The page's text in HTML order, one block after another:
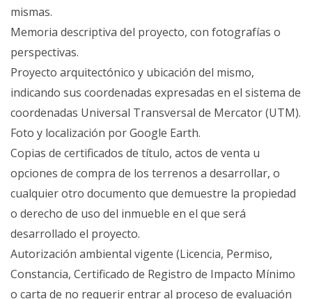
mismas.
Memoria descriptiva del proyecto, con fotografías o
perspectivas.
Proyecto arquitectónico y ubicación del mismo,
indicando sus coordenadas expresadas en el sistema de
coordenadas Universal Transversal de Mercator (UTM).
Foto y localización por Google Earth.
Copias de certificados de título, actos de venta u
opciones de compra de los terrenos a desarrollar, o
cualquier otro documento que demuestre la propiedad
o derecho de uso del inmueble en el que será
desarrollado el proyecto.
Autorización ambiental vigente (Licencia, Permiso,
Constancia, Certificado de Registro de Impacto Mínimo
o carta de no requerir entrar al proceso de evaluación